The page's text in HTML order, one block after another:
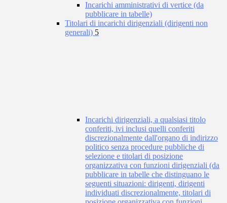
Incarichi amministrativi di vertice (da
pubblicare in tabelle)
Titolari di incarichi dirigenziali (dirigenti non
generali) 5
Incarichi dirigenziali, a qualsiasi titolo
conferiti, ivi inclusi quelli conferiti
discrezionalmente dall'organo di indirizzo
politico senza procedure pubbliche di
selezione e titolari di posizione
organizzativa con funzioni dirigenziali (da
pubblicare in tabelle che distinguano le
seguenti situazioni: dirigenti, dirigenti
individuati discrezionalmente, titolari di